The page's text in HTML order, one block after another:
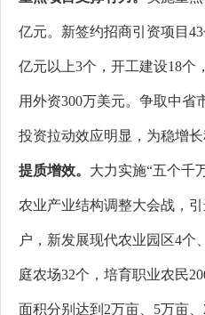
亿元。新签约招商引资项目
亿元以上3个，开工建设18个
用外资300万美元。争取中省
投资拉动效应明显，为稳增长
提质增效。 大力实施“五个千
农业产业结构调整大会战，
户， 新发展现代农业园区4个
庭农场32个，培育职业农民
面积分别达到2万亩、5万亩